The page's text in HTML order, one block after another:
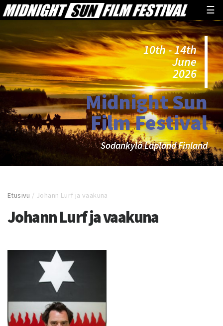
☰
10th - 14th
June
2026
Midnight Sun
Film Festival
Sodankylä Lapland Finland
Etusivu / Johann Lurf ja vaakuna
Johann Lurf ja vaakuna